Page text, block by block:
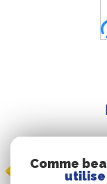
Comme
utilise